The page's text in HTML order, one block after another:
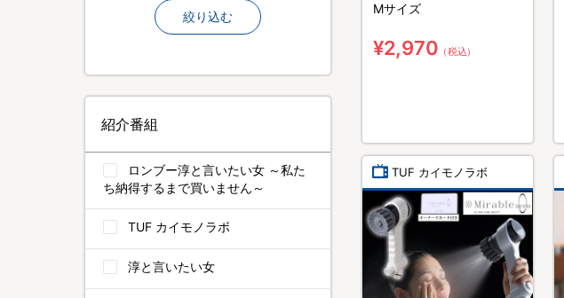
Mサイズ
¥2,970 （税込）
TUF カイモノラボ
絞り込む
紹介番組
ロンブー淳と言いたい女 ～私た
ち納得するまで買いません～
TUF カイモノラボ
淳と言いたい女